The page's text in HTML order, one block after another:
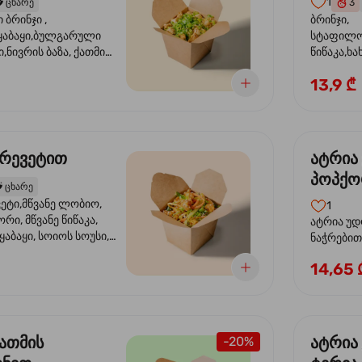
ცხარე
,
ბაზა, ქათმის
ხახვი,სეზამის
3
ბრინჯი,
სოუსი,
13,9 ₾
ცხარე
ლობიო,
მწვანე წიწაკა,
სოიოს სოუსი,
სოუსი, მწვანე ხახვი,
ატრია
სოსუით
1
ატრია
ნაჭრებით,
ნიორი)
14,65
-20%